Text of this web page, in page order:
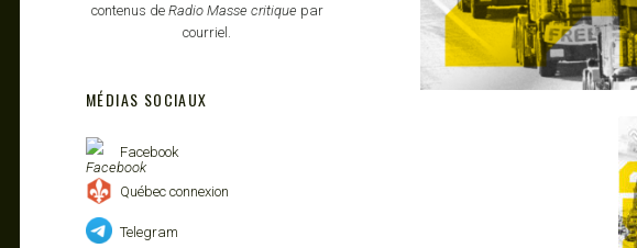
contenus de Radio Masse critique par
courriel.
MÉDIAS SOCIAUX
Facebook
Québec connexion
Telegram